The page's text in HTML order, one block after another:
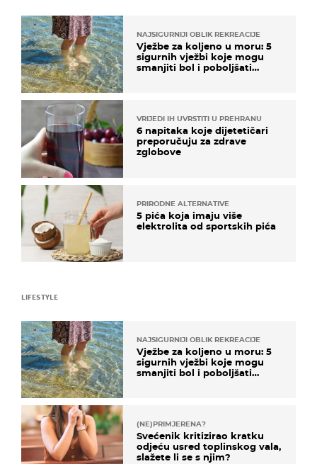
NAJSIGURNIJI OBLIK REKREACIJE
Vježbe za koljeno u moru: 5
sigurnih vježbi koje mogu
smanjiti bol i poboljšati
VRIJEDI IH UVRSTITI U PREHRANU
6 napitaka koje dijetetičari
preporučuju za zdrave
zglobove
PRIRODNE ALTERNATIVE
5 pića koja imaju više
elektrolita od sportskih pića
LIFESTYLE
NAJSIGURNIJI OBLIK REKREACIJE
Vježbe za koljeno u moru: 5
sigurnih vježbi koje mogu
smanjiti bol i poboljšati
(NE)PRIMJERENA?
Svećenik kritizirao kratku
odjeću usred toplinskog vala,
slažete li se s njim?